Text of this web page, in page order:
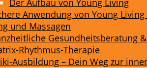
Der Aufbau von Young Living
Anwendung von Young
und Massagen
Gesundheitsberatung
Rhythmus-Therapie
Ausbildung – Dein Weg zur